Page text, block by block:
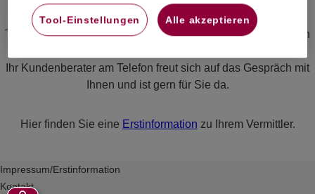
Treffen die Anredemöglichkeiten auf Sie nicht zu? Dann rufen
Ihr Kundenberater am Telefon freut sich auf das Gespräch mit
Ihnen und ist gern für Sie da.
Hier finden Sie eine Erstinformation zu Ihrem Vermittler.
Impressum/Erstinformation
Kontakt
Tool-Einstellungen Alle akzeptieren